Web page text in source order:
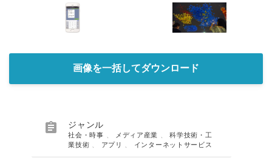
画像を一括してダウンロード
 ジャンル
社会・時事 メディア産業 、科学技術・工
業技術
アプリ インターネットサービス